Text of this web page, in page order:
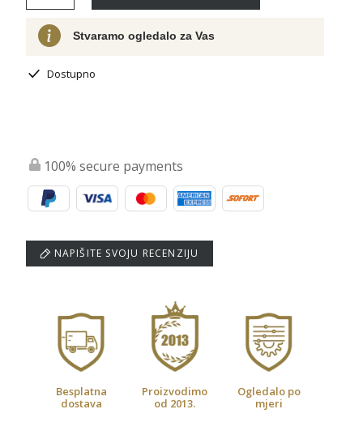
Stvaramo ogledalo za Vas
Dostupno
100% secure payments
NAPIŠITE SVOJU RECENZIJU
Besplatna
dostava
Proizvodimo
od 2013.
Ogledalo po
mjeri